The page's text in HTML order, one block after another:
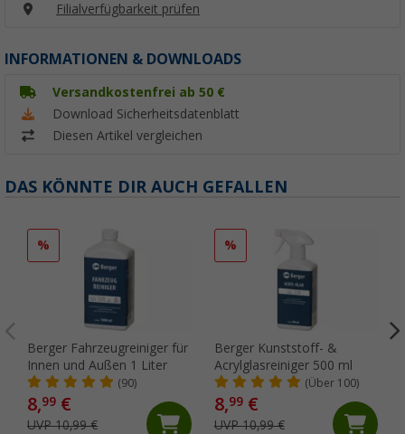
Filialverfügbarkeit prüfen
INFORMATIONEN & DOWNLOADS
Versandkostenfrei ab 50 €
Download Sicherheitsdatenblatt
Diesen Artikel vergleichen
DAS KÖNNTE DIR AUCH GEFALLEN
%
Berger Fahrzeugreiniger für
Innen und Außen 1 Liter
(90)
8,99 €
UVP 10,99 €
%
Berger Kunststoff- &
Acrylglasreiniger 500 ml
(Über 100)
8,99€
UVP 10,99 €